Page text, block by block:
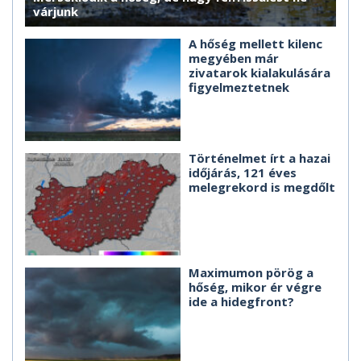
várjunk
A hőség mellett kilenc
megyében már
zivatarok kialakulására
figyelmeztetnek
Történelmet írt a hazai
időjárás, 121 éves
melegrekord is megdőlt
Maximumon pörög a
hőség, mikor ér végre
ide a hidegfront?